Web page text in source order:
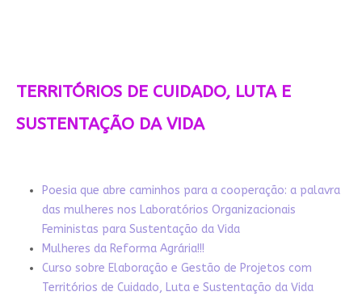
TERRITÓRIOS DE CUIDADO, LUTA E
SUSTENTAÇÃO DA VIDA
Poesia que abre caminhos para a cooperação: a palavra
das mulheres nos Laboratórios Organizacionais
Feministas para Sustentação da Vida
Mulheres da Reforma Agrária!!!
Curso sobre Elaboração e Gestão de Projetos com
Territórios de Cuidado, Luta e Sustentação da Vida